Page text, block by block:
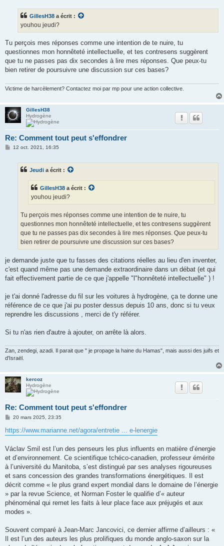
GillesH38 a écrit :
youhou jeudi?
Tu perçois mes réponses comme une intention de te nuire, tu
questionnes mon honnêteté intellectuelle, et tes contresens suggèrent
que tu ne passes pas dix secondes à lire mes réponses. Que peux-tu
bien retirer de poursuivre une discussion sur ces bases?
Victime de harcèlement? Contactez moi par mp pour une action collective.
GillesH38
Hydrogène
Re: Comment tout peut s'effondrer
M
12 oct. 2021, 16:35
Jeudi a écrit :
GillesH38 a écrit :
youhou jeudi?
Tu perçois mes réponses comme une intention de te nuire, tu
questionnes mon honnêteté intellectuelle, et tes contresens suggèrent
que tu ne passes pas dix secondes à lire mes réponses. Que peux-tu
bien retirer de poursuivre une discussion sur ces bases?
je demande juste que tu fasses des citations réelles au lieu d'en inventer,
c'est quand même pas une demande extraordinaire dans un débat (et qui
fait effectivement partie de ce que j'appelle "l"honnêteté intellectuelle" ) !
je t'ai donné l'adresse du fil sur les voitures à hydrogène, ça te donne une
référence de ce que j'ai pu poster dessus depuis 10 ans, donc si tu veux
reprendre les discussions , merci de t'y référer.
Si tu n'as rien d'autre à ajouter, on arrête là alors.
Zan, zendegi, azadi. Il parait que " je propage la haine du Hamas", mais aussi des juifs et
d'Israël.
kercoz
Hydrogène
Re: Comment tout peut s'effondrer
M
s
s
g
e
20 mars 2025, 23:35
https://www.marianne.net/agora/entretie ... e-lenergie
Václav Smil est l’un des penseurs les plus influents en matière d’énergie
et d’environnement. Ce scientifique tchéco-canadien, professeur émérite
à l’université du Manitoba, s’est distingué par ses analyses rigoureuses
et sans concession des grandes transformations énergétiques. Il est
décrit comme « le plus grand expert mondial dans le domaine de l’énergie
» par la revue Science, et Norman Foster le qualifie d’« auteur
phénoménal qui remet les faits à leur place face aux préjugés et aux
modes ».
Souvent comparé à Jean-Marc Jancovici, ce dernier affirme d’ailleurs : «
Il est l’un des auteurs les plus prolifiques du monde anglo-saxon sur la